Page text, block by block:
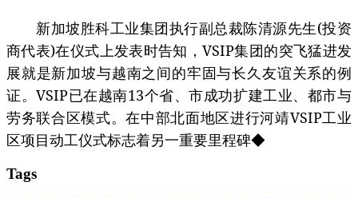
新加坡胜科工业集团执行副总裁陈清源先生(投资
商代表)在仪式上发表时告知，VSIP集团的突飞猛进发
展就是新加坡与越南之间的牢固与长久友谊关系的例
证。VSIP已在越南13个省、市成功扩建工业、都市与
劳务联合区模式。在中部北面地区进行河靖VSIP工业
区项目动工仪式标志着另一重要里程碑◆
Tags